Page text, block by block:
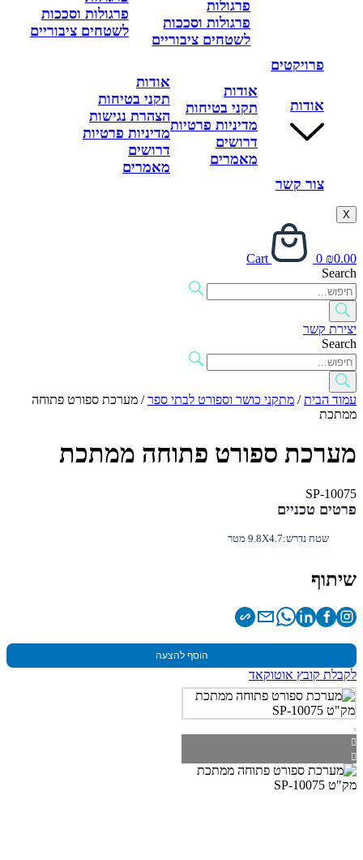
פרגולות
פרגולות וסככות
לשטחים ציבוריים
פרגולות וסככות
לשטחים ציבוריים
פרויקטים
אודות
אודות
תקני בטיחות
מדיניות פרטיות
דרושים
מאמרים
אודות
תקני בטיחות
הצהרת נגישות
מדיניות פרטיות
דרושים
מאמרים
צור קשר
X
₪0.00
0
Cart
Search
יצירת קשר
Search
עמוד הבית/ מתקני כושר וספורט לבתי ספר/ מערכת ספורט פתוחה
ממתכת
מערכת ספורט פתוחה ממתכת
SP-10075
פרטים טכניים
שטח נדרש:9.8X4.7 מטר
שיתוף
הוסף להצעה
לקבלת קובץ אוטוקאד